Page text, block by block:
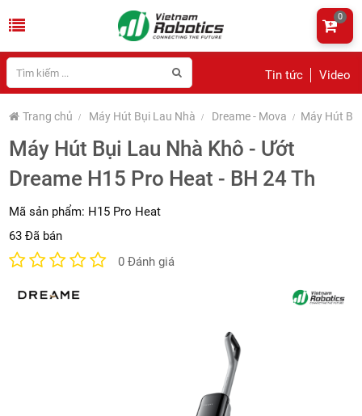
Tin tức Video
0
Trang chủ Máy Hút Bụi Lau Nhà Dreame - Mova Máy Hút
Máy Hút Bụi Lau Nhà Khô - Ướt
Dreame H15 Pro Heat - BH 24 Th
Mã sản phẩm: H15 Pro Heat
63 Đã bán
0 Đánh giá